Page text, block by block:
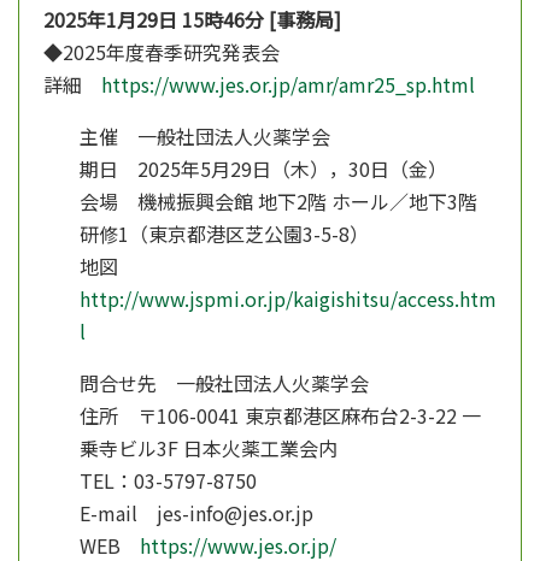
2025年1月29日 15時46分 [事務局]
◆2025年度春季研究発表会
詳細 https://www.jes.or.jp/amr/amr25_sp.html
主催 一般社団法人火薬学会
期日 2025年5月29日（木），30日（金）
会場 機械振興会館 地下2階 ホール／地下3階
研修1（東京都港区芝公園3-5-8）
地図
http://www.jspmi.or.jp/kaigishitsu/access.htm
l
問合せ先 一般社団法人火薬学会
住所 〒106-0041 東京都港区麻布台2-3-22 一
乗寺ビル3F 日本火薬工業会内
TEL：03-5797-8750
E-mail jes-info@jes.or.jp
WEB https://www.jes.or.jp/